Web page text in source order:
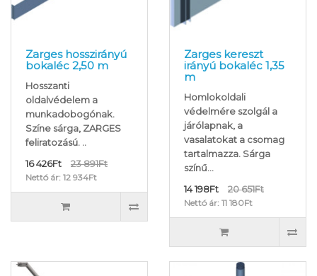
Zarges hosszirányú
bokaléc 2,50 m
Hosszanti
oldalvédelem a
munkadobogónak.
Színe sárga, ZARGES
feliratozású. ..
16 426Ft
23 891Ft
Nettó ár: 12 934Ft
Zarges kereszt
irányú bokaléc 1,35
m
Homlokoldali
védelmére szolgál a
járólapnak, a
vasalatokat a csomag
tartalmazza. Sárga
színű...
14 198Ft
20 651Ft
Nettó ár: 11 180Ft